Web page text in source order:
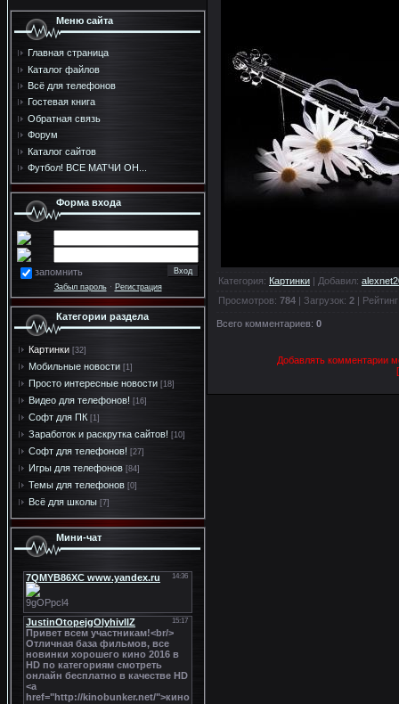
Меню сайта
Главная страница
Каталог файлов
Всё для телефонов
Гостевая книга
Обратная связь
Форум
Каталог сайтов
Футбол! ВСЕ МАТЧИ ОН...
Форма входа
запомнить
Забыл пароль· Регистрация
Категории раздела
Картинки [32]
Мобильные новости [1]
Просто интересные новости [18]
Видео для телефонов! [16]
Софт для ПК [1]
Заработок и раскрутка сайтов! [10]
Софт для телефонов! [27]
Игры для телефонов [84]
Темы для телефонов [0]
Всё для школы [7]
Мини-чат
Категория: Картинки | Добавил:
Просмотров: 784 | Загрузок: 2 | Рейтинг
Всего комментариев: 0
Добавлять комментарии